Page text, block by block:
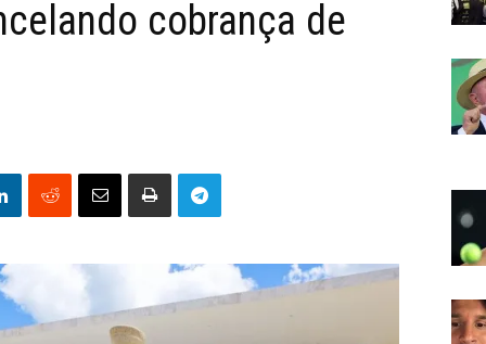
cobrança de